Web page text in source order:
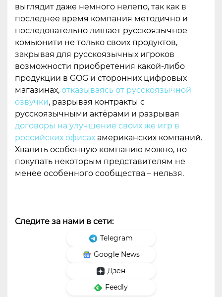
выглядит даже немного нелепо, так как в
последнее время компания методично и
последовательно лишает русскоязычное
комьюнити не только своих продуктов,
закрывая для русскоязычных игроков
возможности приобретения какой-либо
продукции в GOG и сторонних цифровых
магазинах, отказываясь от русскоязычной
озвучки, разрывая контракты с
русскоязычными актёрами и разрывая
договоры на улучшение своих же игр в
российских офисах американских компаний.
Хвалить особенную компанию можно, но
покупать некоторым представителям не
менее особенного сообщества – нельзя.
Следите за нами в сети:
Telegram
Google News
Дзен
Feedly